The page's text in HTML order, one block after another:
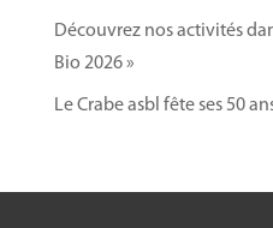
Découvrez nos activités
Bio 2026 »
Le Crabe asbl fête ses 50